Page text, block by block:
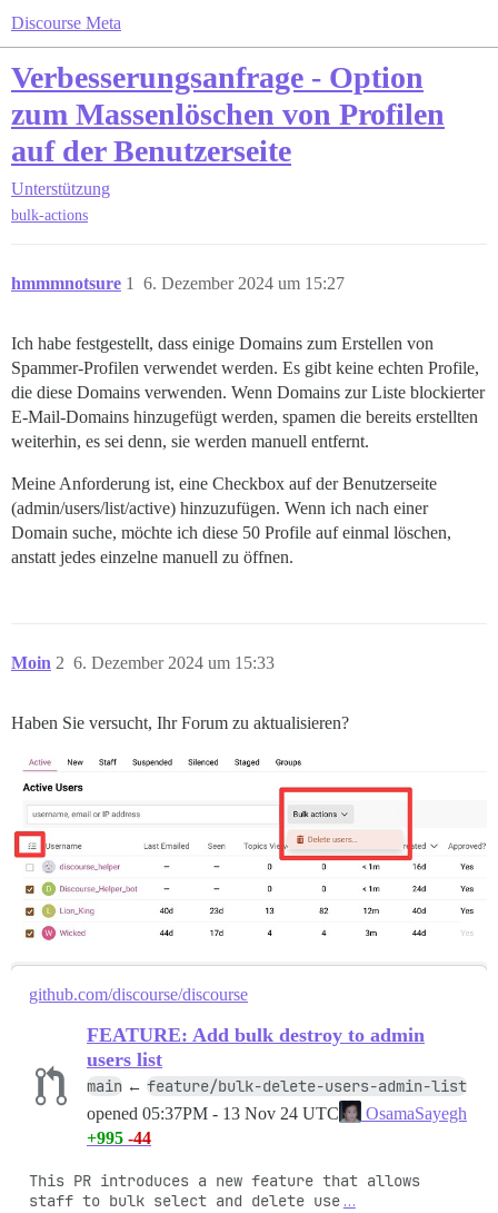
Discourse Meta
Verbesserungsanfrage - Option
zum Massenlöschen von Profilen
auf der Benutzerseite
Unterstützung
bulk-actions
hmmmnotsure 6. Dezember 2024 um 15:27
1
Ich habe festgestellt, dass einige Domains zum Erstellen von
Spammer-Profilen verwendet werden. Es gibt keine echten Profile,
die diese Domains verwenden. Wenn Domains zur Liste blockierter
E-Mail-Domains hinzugefügt werden, spamen die bereits erstellten
weiterhin, es sei denn, sie werden manuell entfernt.
Meine Anforderung ist, eine Checkbox auf der Benutzerseite
(admin/users/list/active) hinzuzufügen. Wenn ich nach einer
Domain suche, möchte ich diese 50 Profile auf einmal löschen,
anstatt jedes einzelne manuell zu öffnen.
Moin 6. Dezember 2024 um 15:33
2
Haben Sie versucht, Ihr Forum zu aktualisieren?
github.com/discourse/discourse
FEATURE: Add bulk destroy to admin
users list
main ← feature/bulk-delete-users-admin-list
opened 05:37PM - 13 Nov 24 UTC
OsamaSayegh
+995 -44
This PR introduces a new feature that allows
staff to bulk select and delete use …